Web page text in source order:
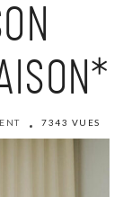
7343 VUES